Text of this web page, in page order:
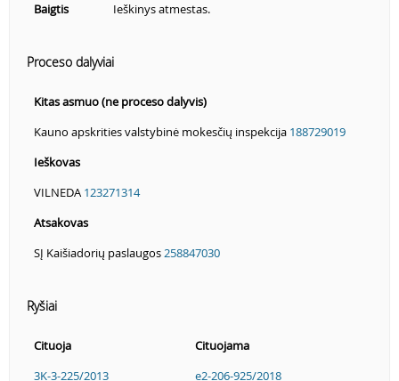
Baigtis
Ieškinys atmestas.
Proceso dalyviai
Kitas asmuo (ne proceso dalyvis)
Kauno apskrities valstybinė mokesčių inspekcija 188729019
Ieškovas
VILNEDA 123271314
Atsakovas
SĮ Kaišiadorių paslaugos258847030
Ryšiai
Cituoja
Cituojama
3K-3-225/2013
e2-206-925/2018